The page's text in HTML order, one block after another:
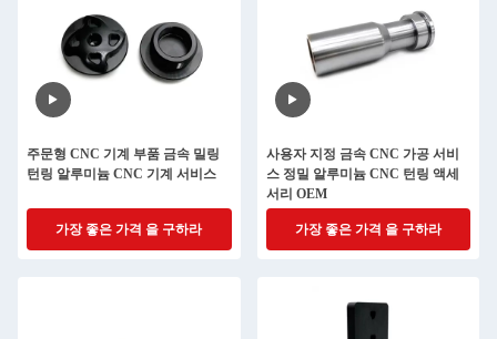
주문형 CNC 기계 부품 금속 밀링
턴링 알루미늄 CNC 기계 서비스
가장 좋은 가격 을 구하라
사용자 지정 금속 CNC 가공 서비
스 정밀 알루미늄 CNC 턴링 액세
서리 OEM
가장 좋은 가격 을 구하라